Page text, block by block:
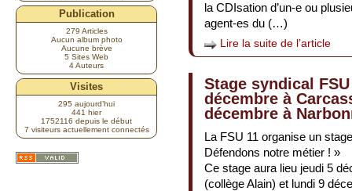
la CDIsation d’un-e ou
agent-es du (…)
Lire la suite de l’article
Stage syndical
décembre à
décembre à
La FSU 11 organise un
Défendons notre métier ! »
Ce stage aura lieu jeudi 5
(collège Alain) et lundi 9
Publication
279 Articles
Aucun album photo
Aucune brève
5 Sites Web
4 Auteurs
Visites
295 aujourd’hui
441 hier
1752116 depuis le début
7 visiteurs actuellement connectés